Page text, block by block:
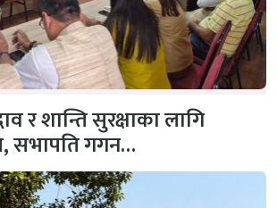
र शान्ति सुरक्षाका लागि
सभापति गगन…